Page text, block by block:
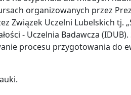
organizowanych przez
Związek Uczelni Lubelskich tj.
- Uczelnia Badawcza
procesu przygotowania do